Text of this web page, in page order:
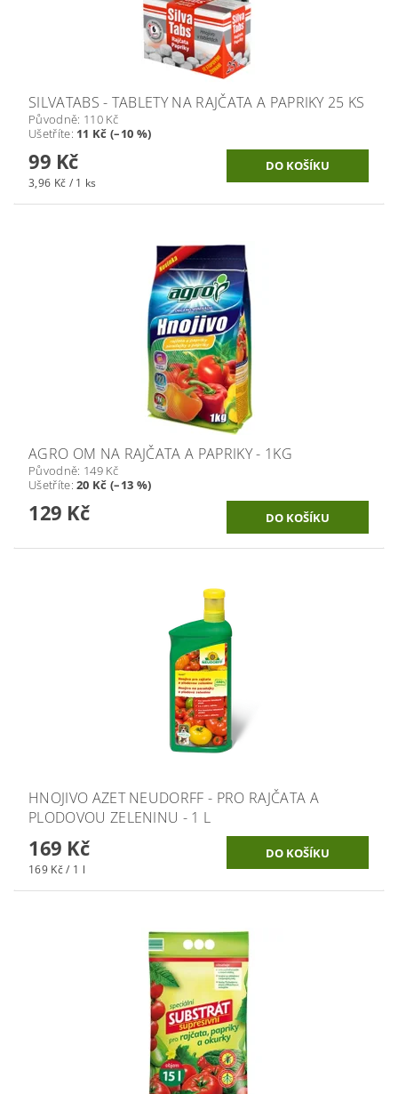
SILVATABS - TABLETY NA RAJČATA A PAPRIKY 25 KS
Původně: 110 Kč
Ušetříte: 11 Kč (–10 %)
99 Kč
3,96 Kč / 1 ks
AGRO OM NA RAJČATA A PAPRIKY - 1KG
Původně: 149 Kč
Ušetříte:20 Kč (–13 %)
129 Kč
HNOJIVO AZET NEUDORFF - PRO RAJČATA A
PLODOVOU ZELENINU - 1 L
169 Kč
169 Kč / 1 l